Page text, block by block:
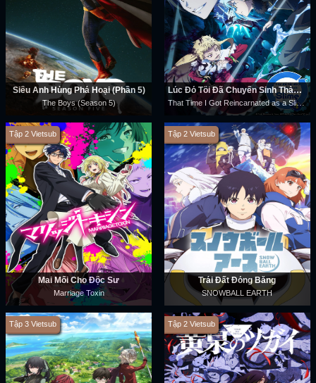
Siêu Anh Hùng Phá Hoại (Phần 5)
The Boys (Season 5)
Lúc Đó Tôi Đã Chuyển Sinh Thành Slime (Phần 4)
That Time I Got Reincarnated as a Slime (Season 4)
Tập 2 Vietsub
Mai Mối Cho Độc Sư
Marriage Toxin
Tập 2 Vietsub
Trái Đất Đóng Băng
SNOWBALL EARTH
Tập 3 Vietsub Tập 2 Vietsub